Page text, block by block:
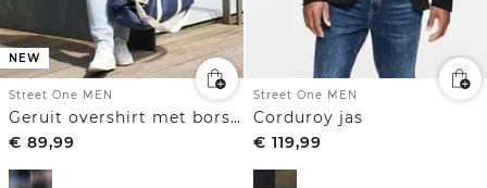
NEW
Street One MEN
Geruit overshirt met borstzakken
€ 89,99
Street One MEN
Corduroy jas
€ 119,99